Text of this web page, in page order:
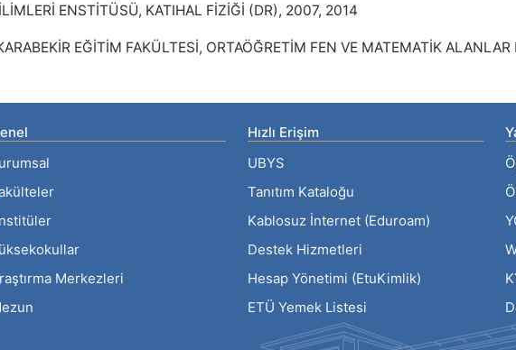
ENSTİTÜSÜ, KATIHAL FİZİĞİ (DR), 2007, 2014
EĞİTİM FAKÜLTESİ, ORTAÖĞRETİM FEN VE MATEMATİK
Merkezleri
Hızlı Erişim
UBYS
Tanıtım Kataloğu
Kablosuz İnternet (Eduroam)
Destek Hizmetleri
Hesap Yönetimi (EtuKimlik)
ETÜ Yemek Listesi